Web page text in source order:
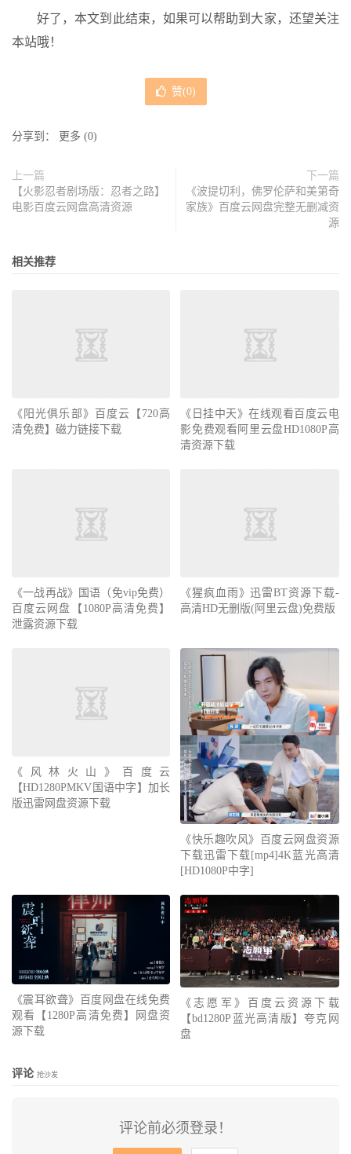
好了，本文到此结束，如果可以帮助到大家，还望关注
本站哦！
赞(0)
分享到： 更多 (0)
上一篇
【火影忍者剧场版：忍者之路】
电影百度云网盘高清资源
下一篇
《波提切利，佛罗伦萨和美第奇
家族》百度云网盘完整无删减资
源
相关推荐
《阳光俱乐部》百度云【720高
清免费】磁力链接下载
《日挂中天》在线观看百度云电
影免费观看阿里云盘HD1080P高
清资源下载
《一战再战》国语（免vip免费）
百度云网盘【1080P高清免费】
泄露资源下载
《猩疯血雨》迅雷BT资源下载-
高清HD无删版(阿里云盘)免费版
《风林火山》百度云
【HD1280PMKV国语中字】加长
版迅雷网盘资源下载
《快乐趣吹风》百度云网盘资源
下载迅雷下载[mp4]4K蓝光高清
[HD1080P中字]
《震耳欲聋》百度网盘在线免费
观看【1280P高清免费】网盘资
源下载
《志愿军》百度云资源下载
【bd1280P蓝光高清版】夸克网
盘
评论 抢沙发
评论前必须登录！